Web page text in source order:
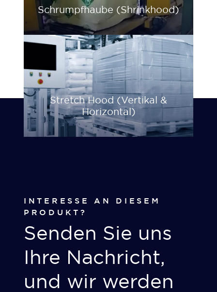
Schrumpfhaube (Shrinkhood)
Stretch Hood (Vertikal &
Horizontal)
INTERESSE AN DIESEM
PRODUKT?
Senden Sie uns
Ihre Nachricht,
und wir werden